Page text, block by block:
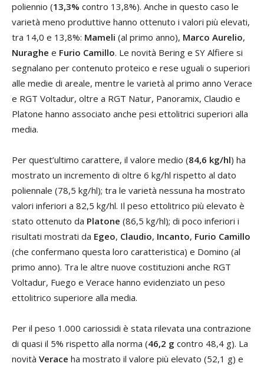
poliennio (13,3% contro 13,8%). Anche in questo caso le
varietà meno produttive hanno ottenuto i valori più elevati,
tra 14,0 e 13,8%: Mameli (al primo anno), Marco Aurelio,
Nuraghe e Furio Camillo. Le novità Bering e SY Alfiere si
segnalano per contenuto proteico e rese uguali o superiori
alle medie di areale, mentre le varietà al primo anno Verace
e RGT Voltadur, oltre a RGT Natur, Panoramix, Claudio e
Platone hanno associato anche pesi ettolitrici superiori alla
media.
Per quest’ultimo carattere, il valore medio (84,6 kg/hl) ha
mostrato un incremento di oltre 6 kg/hl rispetto al dato
poliennale (78,5 kg/hl); tra le varietà nessuna ha mostrato
valori inferiori a 82,5 kg/hl. Il peso ettolitrico più elevato è
stato ottenuto da Platone (86,5 kg/hl); di poco inferiori i
risultati mostrati da Egeo, Claudio, Incanto, Furio Camillo
(che confermano questa loro caratteristica) e Domino (al
primo anno). Tra le altre nuove costituzioni anche RGT
Voltadur, Fuego e Verace hanno evidenziato un peso
ettolitrico superiore alla media.
Per il peso 1.000 cariossidi è stata rilevata una contrazione
di quasi il 5% rispetto alla norma (46,2 g contro 48,4 g). La
novità Verace ha mostrato il valore più elevato (52,1 g) e